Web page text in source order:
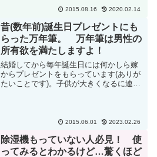
だけでお給料が出るの？」といったこと
も言われますｗ体も動かしていないの
に！ ってな具合でｗ一...
2015.08.16 2020.02.14
昔(数年前)誕生日プレゼントにも
らった万年筆。 万年筆は男性の
所有欲を満たしますよ！
結婚してから毎年誕生日には何かしら嫁
からプレゼントをもらっています(ありが
たいことです)。子供が大きくなるに連れ
子供がいなかっ...
2015.06.01 2023.02.26
除湿機もっていない人必見！ 使
ってみるとわかるけど…驚くほど